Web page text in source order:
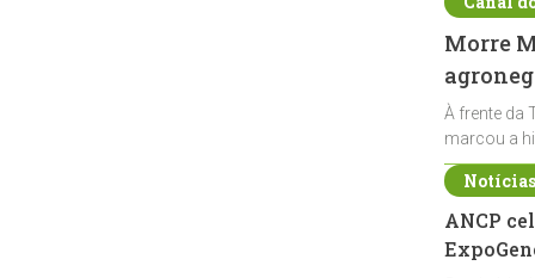
Morre
À frente da
marcou a
ANCP